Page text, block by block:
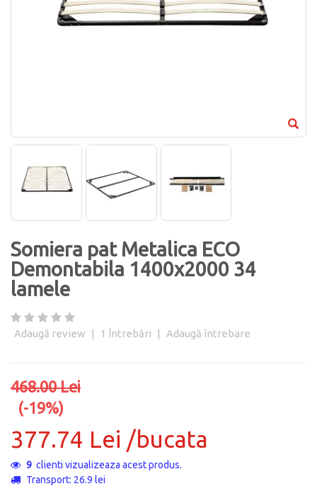
Somiera pat Metalica ECO
Demontabila 1400x2000 34
lamele
Adaugă review | 1 Întrebări | Adaugă întrebare
468.00 Lei
(-19%)
377.74 Lei /bucata
9 clienti vizualizeaza acest produs.
Transport: 26.9 lei